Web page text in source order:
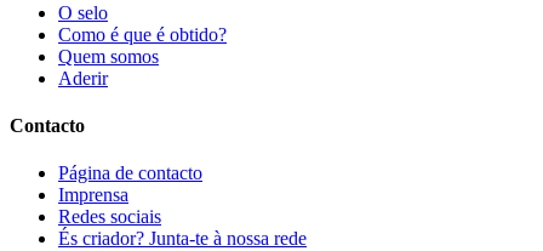
O selo
Como é que é obtido?
Quem somos
Aderir
Contacto
Página de contacto
Imprensa
Redes sociais
És criador? Junta-te à nossa rede